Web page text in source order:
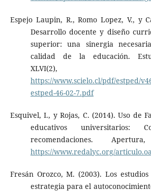
Espejo Laupin, R., Romo Lopez, V., y
Desarrollo docente y diseño
superior: una sinergia
calidad de la educación.
XLVI(2),
https://www.scielo.cl/pdf/estped/
estped-46-02-7.pdf
Esquivel, I., y Rojas, C. (2014). Uso de
educativos universitarios:
recomendaciones.
https://www.redalyc.org/
Fresán Orozco, M. (2003). Los
estrategia para el